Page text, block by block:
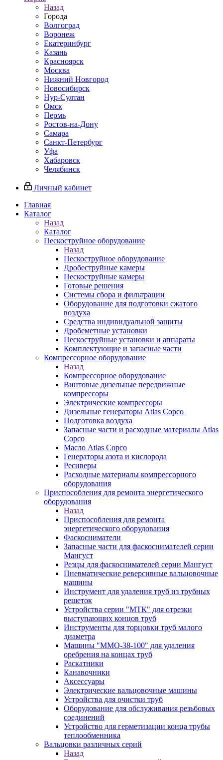
Назад
Города
Волгоград
Воронеж
Екатеринбург
Казань
Красноярск
Москва
Нижний Новгород
Новосибирск
Нур-Султан
Омск
Пермь
Ростов-на-Дону
Самара
Санкт-Петербург
Уфа
Хабаровск
Челябинск
Личный кабинет
Главная
Каталог
Назад
Каталог
Пескоструйное оборудование
Назад
Пескоструйное оборудование
Дробеструйные камеры
Пескоструйные камеры
Готовые решения
Системы сбора и фильтрации
Оборудование для подготовки сжатого
воздуха
Средства индивидуальной защиты
Дробеметные установки
Пескоструйные установки и аппараты
Комплектующие и запасные части
Компрессорное оборудование
Назад
Компрессорное оборудование
Винтовые дизельные передвижные
компрессоры
Электрические компрессоры
Дизельные генераторы Atlas Copco
Подготовка воздуха
Запасные части и расходные материалы Atlas
Copco
Масло Atlas Copco
Генераторы азота и кислорода
Ресиверы
Расходные материалы компрессорного
оборудования
Приспособления для ремонта энергетического
оборудования
Назад
Приспособления для ремонта
энергетического оборудования
Фаскосниматели
Запасные части для фаскоснимателей серии
Мангуст
Резцы для фаскоснимателей серии Мангуст
Пневматические реверсивные вальцовочные
машины
Инструмент для удаления труб из трубных
решеток
Устройства серии "МТК" для отрезки
выступающих концов труб
Инструменты для торцовки труб малого
диаметра
Машины "ММО-38-100" для удаления
оребрения на концах труб
Раскатники
Канавочники
Аксессуары
Электрические вальцовочные машины
Устройства для очистки труб
Оборудование для обслуживания резьбовых
соединений
Устройство для герметизации конца трубы
теплообменника
Вальцовки различных серий
Назад